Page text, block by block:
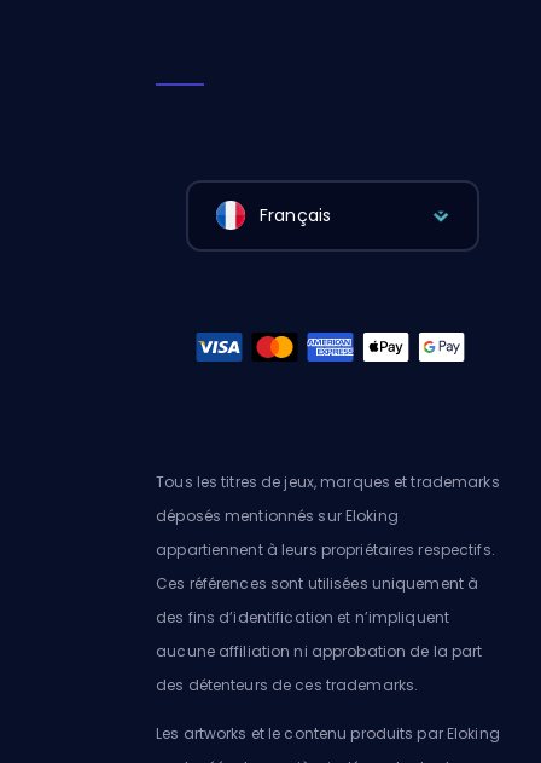
Français
Tous les titres de jeux, marques et trademarks
déposés mentionnés sur Eloking
appartiennent à leurs propriétaires respectifs.
Ces références sont utilisées uniquement à
des fins d’identification et n’impliquent
aucune affiliation ni approbation de la part
des détenteurs de ces trademarks.
Les artworks et le contenu produits par Eloking